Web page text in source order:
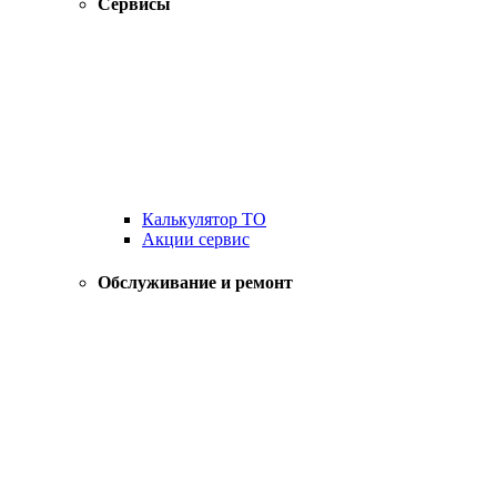
Сервисы
Калькулятор ТО
Акции сервис
Обслуживание и ремонт